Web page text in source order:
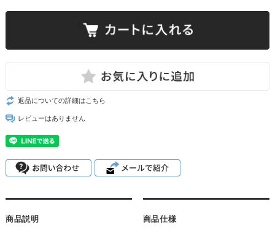
返品についての詳細はこちら
レビューはありません
商品説明 商品仕様